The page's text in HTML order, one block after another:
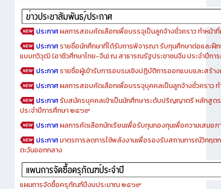
ประกาศผลการสอบคัดเลือกเพื่อบรรจุเป็นลูกจ้างชั่วคราว ทำหน้าที่
ประกาศรายชื่อนักศึกษาที่ได้รับการพิจารณา รับทุนศึกษาต่อและฝึ
แบบทวิวุฒิ (อาชีวศึกษาไทย-จีน) ณ สาธารณรัฐประชาชนจีน ประจำปีก
ประกาศรายชื่อผู้เข้ารับการอบรมเชิงปฏิบัติการออกแบบและสร้า
ประกาศผลการสอบคัดเลือกเพื่อบรรจุบุคคลเป็นลูกจ้างชั่วคราว ท
ประกาศรับสมัครบุคคลเข้าเป็นนักศึกษาระดับปริญญาตรี หลักสูต
ประจำปีการศึกษา ๒๕๖๙
ประกาศผลการคัดเลือกนักเรียนเพื่อรับทุนกองทุนเพื่อความเสมอ
ประกาศมาตรการลดการใช้พลังงานเพื่อรองรับสถานการณ์วิกฤ
ตะวันออกกลาง
แผนการจัดซื้อครุภัณฑ์ปีงบประมาณ ๒๕๖๙